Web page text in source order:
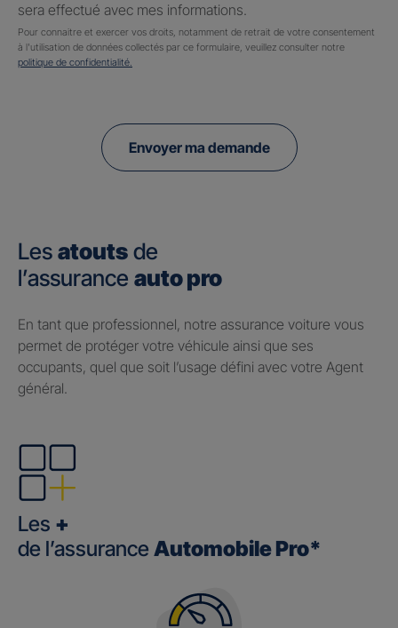
sera effectué avec mes informations.
Pour connaitre et exercer vos droits, notamment de retrait de votre consentement
à l'utilisation de données collectés par ce formulaire, veuillez consulter notre
politique de confidentialité.
Envoyer ma demande
Les atouts de
l’assurance auto pro
En tant que professionnel, notre assurance voiture vous
permet de protéger votre véhicule ainsi que ses
occupants, quel que soit l’usage défini avec votre Agent
général.
Les +
de l’assurance Automobile Pro*